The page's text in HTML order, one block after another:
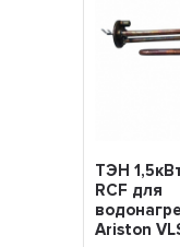
ТЭН
RCF для
Ariston